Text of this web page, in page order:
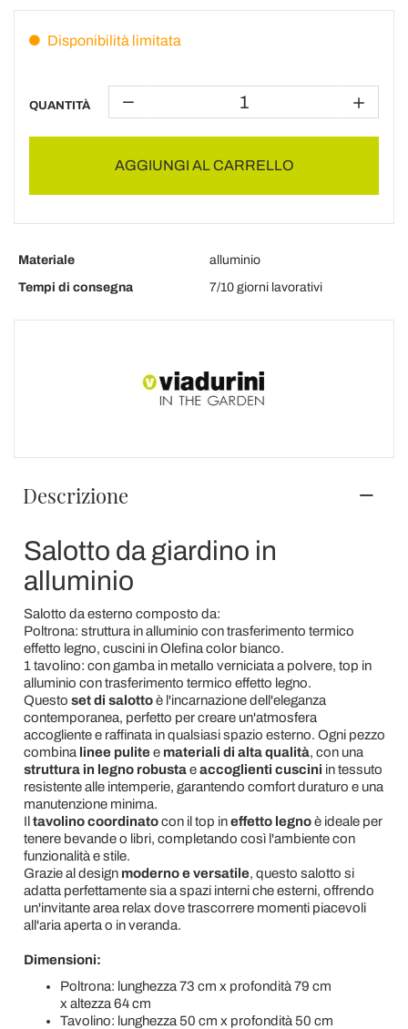
Disponibilità limitata
QUANTITÀ
AGGIUNGI AL CARRELLO
Materiale
alluminio
Tempi di consegna
7/10 giorni lavorativi
Descrizione
Salotto da giardino in
alluminio
Salotto da esterno composto da:
Poltrona: struttura in alluminio con trasferimento termico
effetto legno, cuscini in Olefina color bianco.
1 tavolino: con gamba in metallo verniciata a polvere, top in
alluminio con trasferimento termico effetto legno.
Questo set di salottoè l'incarnazione dell'eleganza
contemporanea, perfetto per creare un'atmosfera
accogliente e raffinata in qualsiasi spazio esterno. Ogni pezzo
combina linee pulitee materiali di alta qualità, con una
struttura in legno robustaeaccoglienti cuscini in tessuto
resistente alle intemperie, garantendo comfort duraturo e una
manutenzione minima.
Il tavolino coordinatocon il top ineffetto legnoè ideale per
tenere bevande o libri, completando così l'ambiente con
funzionalità e stile.
Grazie al design moderno e versatile, questo salotto si
adatta perfettamente sia a spazi interni che esterni, offrendo
un'invitante area relax dove trascorrere momenti piacevoli
all'aria aperta o in veranda.
Dimensioni:
Poltrona: lunghezza 73 cm x profondità 79 cm
x altezza 64 cm
Tavolino: lunghezza 50 cm x profondità 50 cm